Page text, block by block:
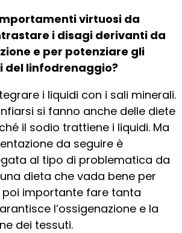
virtuosi da
i disagi derivanti da
e per potenziare gli
linfodrenaggio?
i liquidi con i sali minerali.
si fanno anche delle diete
il sodio trattiene i liquidi. Ma
da seguire è
al tipo di problematica da
dieta che vada bene per
poi importante fare tanta
l’ossigenazione e la
dei tessuti.